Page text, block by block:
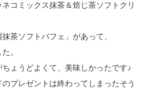
ネコミックス抹茶＆焙じ茶ソフトクリ
抹茶ソフトパフェ」があって、
。
ょうどよくて、美味しかったです♪
プレゼントは終わってしまったそう